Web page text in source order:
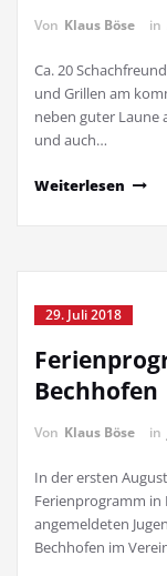
Von Klaus Böse in
Ca. 20
und Grillen am
neben guter Laune
und auch…
Weiterlesen
29. Juli 2018
Bechhofen
Von Klaus Böse in
In der ersten
Ferienprogramm
angemeldeten
Bechhofen im